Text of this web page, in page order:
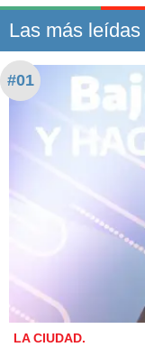
Las más leídas
#01
LA CIUDAD.